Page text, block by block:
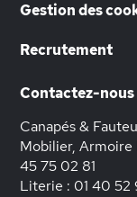
Gestion des
Recrutement
Contactez-nous
Canapés &
Mobilier, Armoire
45 75 02 81
Literie : 01 40 52